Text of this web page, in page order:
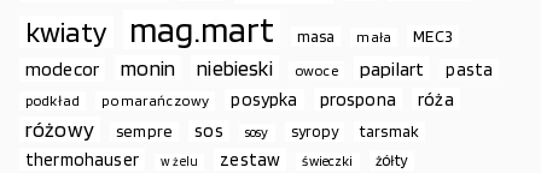
kwiaty mag.mart masa mała MEC3
modecor monin niebieski owoce papilart pasta
podkład pomarańczowy posypka prospona róża
różowy sempre sos sosy syropy tarsmak
thermohauser w żelu zestaw świeczki żółty